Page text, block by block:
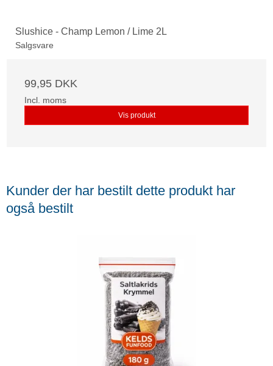
Slushice - Champ Lemon / Lime 2L
Salgsvare
99,95 DKK
Incl. moms
Vis produkt
Kunder der har bestilt dette produkt har
også bestilt